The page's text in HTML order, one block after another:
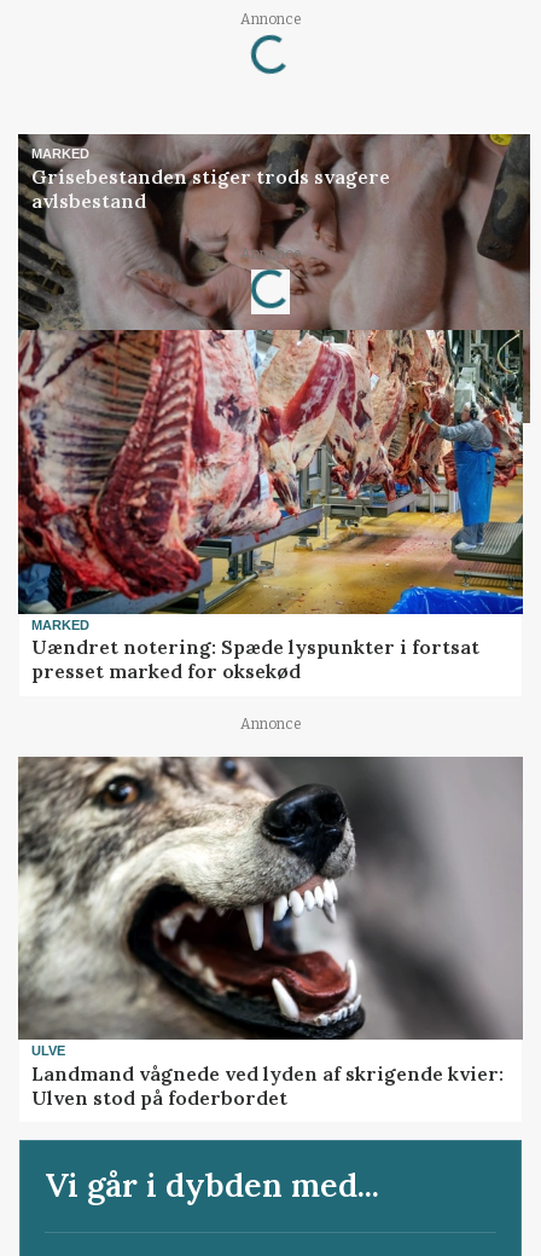
Annonce
Loading...
MARKED
Grisebestanden stiger trods svagere
avlsbestand
Annonce
Loading...
MARKED
Uændret notering: Spæde lyspunkter i fortsat
presset marked for oksekød
Annonce
ULVE
Landmand vågnede ved lyden af skrigende kvier:
Ulven stod på foderbordet
Vi går i dybden med...